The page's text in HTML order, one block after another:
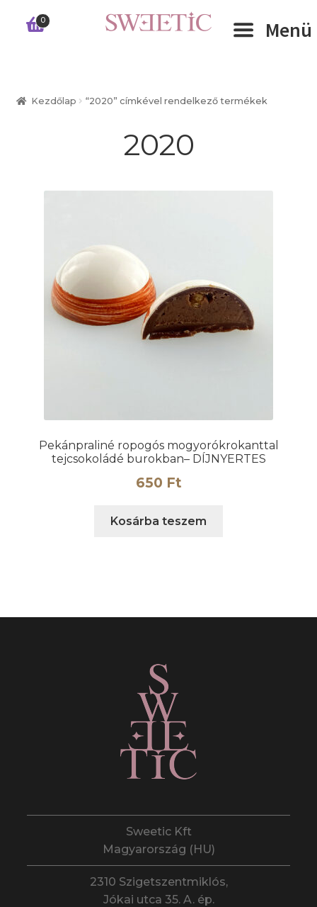
Ugrás
Kilépés
0 Menü
Kezdőlap “2020” címkével rendelkező termékek
2020
Pekánpraliné ropogós mogyorókrokanttal
tejcsokoládé burokban– DÍJNYERTES
650 Ft
Kosárba teszem
Sweetic Kft
Magyarország (HU)
2310 Szigetszentmiklós,
Jókai utca 35. A. ép.